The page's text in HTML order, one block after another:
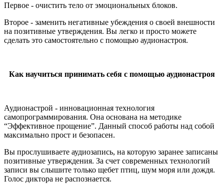
Первое - очистить тело от эмоциональных блоков.
Второе - заменить негативные убеждения о своей внешности
на позитивные утверждения. Вы легко и просто можете
сделать это самостоятельно с помощью аудионастроя.
Как научиться принимать себя с помощью аудионастроя
Аудионастрой - инновационная технология
самопрограммирования. Она основана на методике
“Эффективное прощение”. Данный способ работы над собой
максимально прост и безопасен.
Вы прослушиваете аудиозапись, на которую заранее записаны
позитивные утверждения. За счет современных технологий
записи вы слышите только щебет птиц, шум моря или дождя.
Голос диктора не распознается.